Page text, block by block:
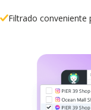
Filtrado conveniente